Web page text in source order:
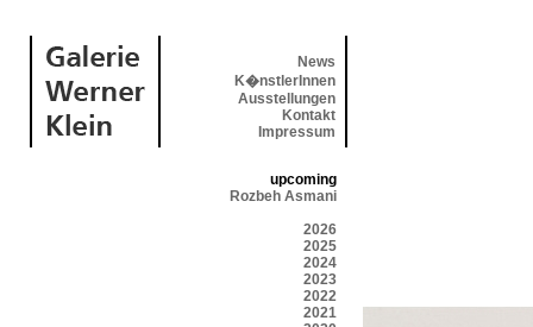
News
K�nstlerInnen
Ausstellungen
Kontakt
Impressum
upcoming
Rozbeh Asmani
2026
2025
2024
2023
2022
2021